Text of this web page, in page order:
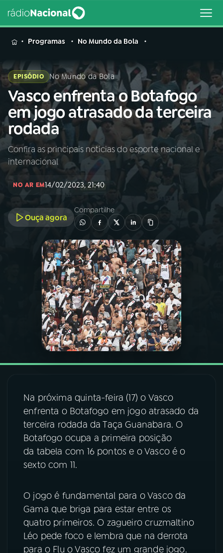
MENU
Buscar
na
Rádio
Nacional
Buscar
AO VIVO
INÍCIO
A RÁDIO
PROGRAMAÇÃO
PROGRAMAS
PODCASTS
VIDEOCASTS
08FESTIVAL DE MÚSICA
ACOMPANHE A RÁDIO NACIONAL
YouTube
TikTok
Programas No Mundo da Bola
EPISÓDIO No Mundo da Bola
Vasco enfrenta o Botafogo
em jogo atrasado da terceira
rodada
Confira as principais notícias do esporte nacional e
internacional
NO AR EM14/02/2023, 21:40
Ouça agora
Compartilhe
Na próxima quinta-feira (17) o Vasco
enfrenta o Botafogo em jogo atrasado da
terceira rodada da Taça Guanabara. O
Botafogo ocupa a primeira posição
da tabela com 16 pontos e o Vasco é o
sexto com 11.
O jogo é fundamental para o Vasco da
Gama que briga para estar entre os
quatro primeiros. O zagueiro cruzmaltino
Léo pede foco e lembra que na derrota
para o Flu o Vasco fez um grande jogo.